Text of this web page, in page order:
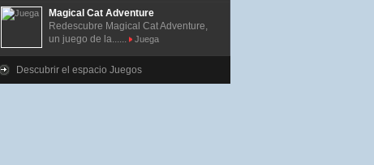
Magical Cat Adventure
Redescubre Magical Cat Adventure,
un juego de la......
Juega
Descubrir el espacio Juegos